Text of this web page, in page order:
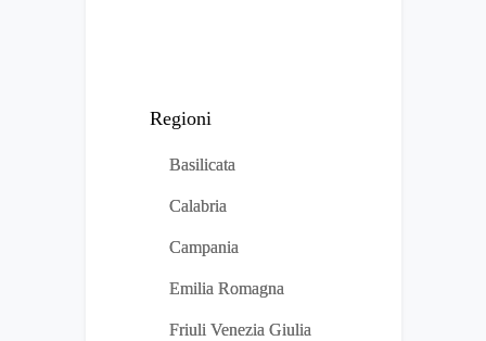
Regioni
Basilicata
Calabria
Campania
Emilia Romagna
Friuli Venezia Giulia